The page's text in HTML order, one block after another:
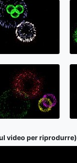
video per riprodurre)